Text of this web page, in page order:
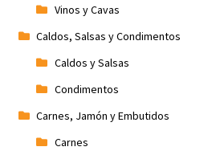
Vinos y Cavas
Caldos, Salsas y Condimentos
Caldos y Salsas
Condimentos
Carnes, Jamón y Embutidos
Carnes